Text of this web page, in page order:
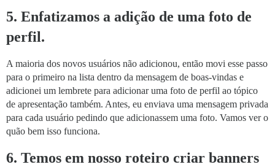
5. Enfatizamos a adição de uma foto de
perfil.
A maioria dos novos usuários não adicionou, então movi esse passo
para o primeiro na lista dentro da mensagem de boas-vindas e
adicionei um lembrete para adicionar uma foto de perfil ao tópico
de apresentação também. Antes, eu enviava uma mensagem privada
para cada usuário pedindo que adicionassem uma foto. Vamos ver o
quão bem isso funciona.
6. Temos em nosso roteiro criar banners